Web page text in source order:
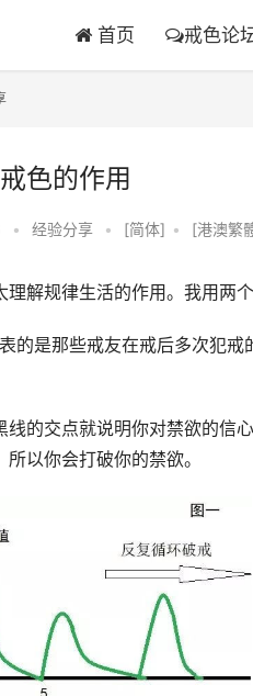
首页 戒色论
色的作用
• 经验分享 • [简体] • [港澳繁
规律生活的作用。我用两个
是那些戒友在戒后多次犯戒
交点就说明你对禁欲的信心
以你会打破你的禁欲。